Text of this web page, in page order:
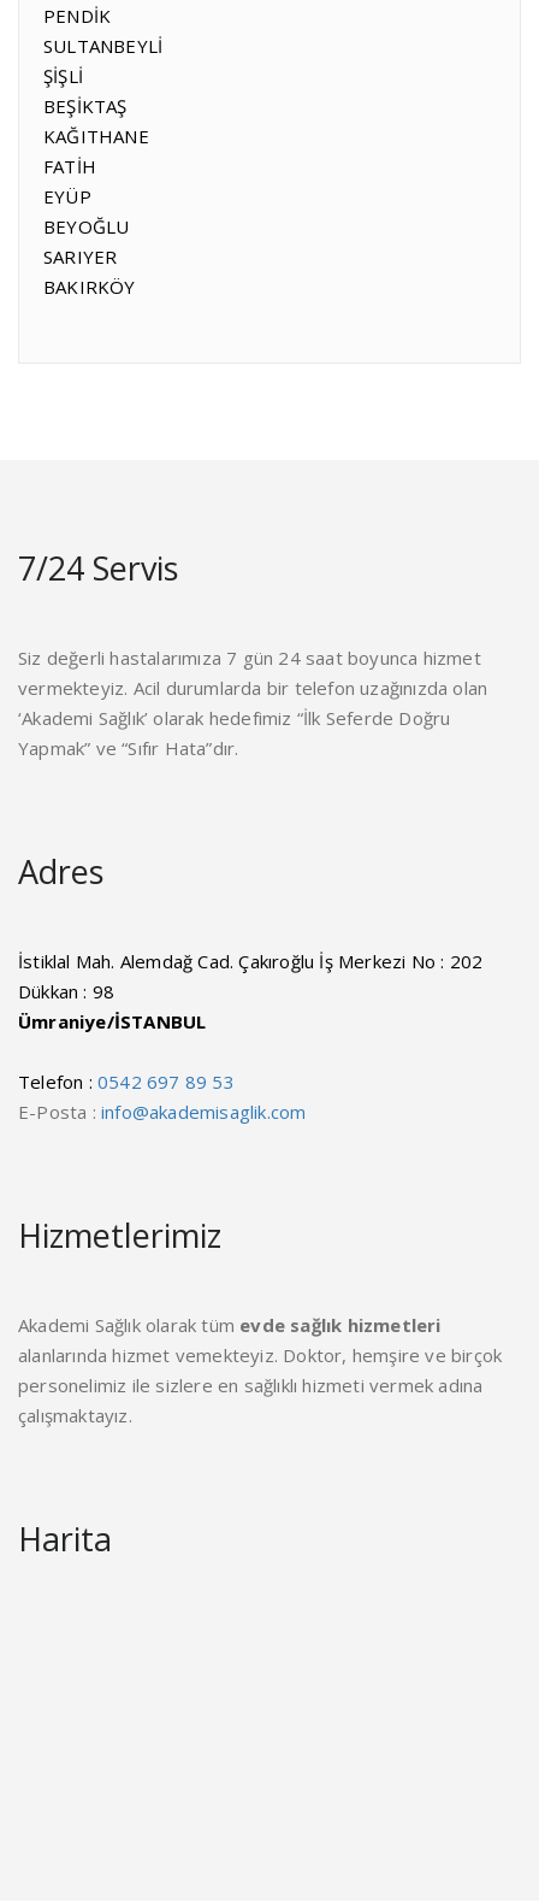
PENDİK
SULTANBEYLİ
ŞİŞLİ
BEŞİKTAŞ
KAĞITHANE
FATİH
EYÜP
BEYOĞLU
SARIYER
BAKIRKÖY
7/24 Servis
Siz değerli hastalarımıza 7 gün 24 saat boyunca hizmet
vermekteyiz. Acil durumlarda bir telefon uzağınızda olan
‘Akademi Sağlık’ olarak hedefimiz “İlk Seferde Doğru
Yapmak” ve “Sıfır Hata”dır.
Adres
İstiklal Mah. Alemdağ Cad. Çakıroğlu İş Merkezi No : 202
Dükkan : 98
Ümraniye/İSTANBUL
Telefon : 0542 697 89 53
E-Posta : info@akademisaglik.com
Hizmetlerimiz
Akademi Sağlık olarak tüm evde sağlık hizmetleri
alanlarında hizmet vemekteyiz. Doktor, hemşire ve birçok
personelimiz ile sizlere en sağlıklı hizmeti vermek adına
çalışmaktayız.
Harita